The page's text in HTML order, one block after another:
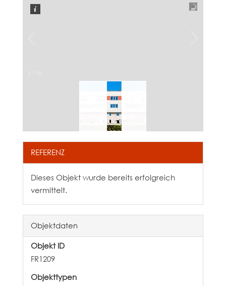
REFERENZ
Dieses Objekt wurde bereits erfolgreich
vermittelt.
Objektdaten
Objekt ID
FR1209
Objekttypen